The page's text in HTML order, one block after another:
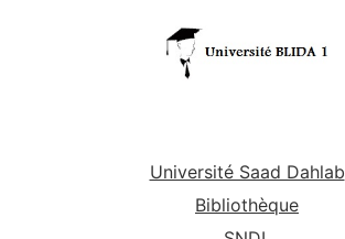
Université Saad Dahlab
Bibliothèque